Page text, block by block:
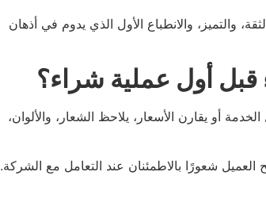
والتميز، والانطباع الأول الذي يدوم في أذهان
قبل أول عملية شراء؟
أو يقارن الأسعار، يلاحظ الشعار، والألوان،
العميل شعورًا بالاطمئنان عند التعامل مع الشركة.